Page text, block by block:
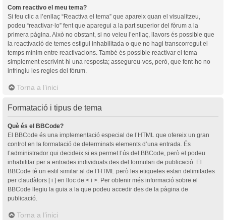
Com reactivo el meu tema?
Si feu clic a l’enllaç “Reactiva el tema” que apareix quan el visualitzeu,
podeu “reactivar-lo” fent que aparegui a la part superior del fòrum a la
primera pàgina. Això no obstant, si no veieu l’enllaç, llavors és possible que
la reactivació de temes estigui inhabilitada o que no hagi transcorregut el
temps mínim entre reactivacions. També és possible reactivar el tema
simplement escrivint-hi una resposta; assegureu-vos, però, que fent-ho no
infringiu les regles del fòrum.
Torna a l’inici
Formatació i tipus de tema
Què és el BBCode?
El BBCode és una implementació especial de l’HTML que ofereix un gran
control en la formatació de determinats elements d’una entrada. És
l’administrador qui decideix si es permet l’ús del BBCode, però el podeu
inhabilitar per a entrades individuals des del formulari de publicació. El
BBCode té un estil similar al de l’HTML però les etiquetes estan delimitades
per claudàtors [ i ] en lloc de < i >. Per obtenir més informació sobre el
BBCode llegiu la guia a la que podeu accedir des de la pàgina de
publicació.
Torna a l’inici